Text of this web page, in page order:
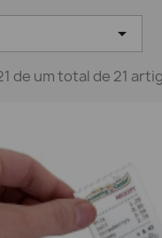

de um total de 21